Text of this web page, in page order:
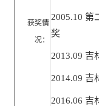
获奖情
况：
2005.10 第
奖
2013.09 吉
2014.09 吉
2016.06 吉